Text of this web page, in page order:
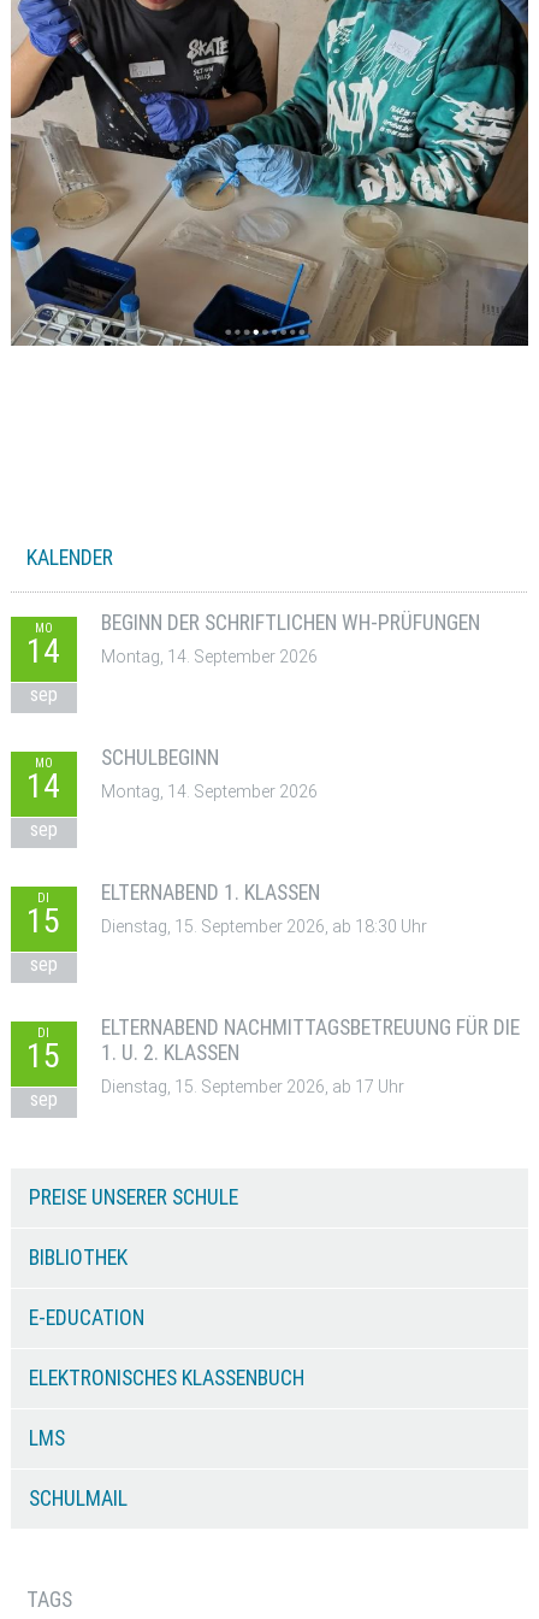
KALENDER
MO
14
sep
BEGINN DER SCHRIFTLICHEN WH-PRÜFUNGEN
Montag, 14. September 2026
MO
14
sep
SCHULBEGINN
Montag, 14. September 2026
DI
15
sep
ELTERNABEND 1. KLASSEN
Dienstag, 15. September 2026, ab 18:30 Uhr
DI
15
sep
ELTERNABEND NACHMITTAGSBETREUUNG FÜR DIE
1. U. 2. KLASSEN
Dienstag, 15. September 2026, ab 17 Uhr
PREISE UNSERER SCHULE
BIBLIOTHEK
E-EDUCATION
ELEKTRONISCHES KLASSENBUCH
LMS
SCHULMAIL
TAGS